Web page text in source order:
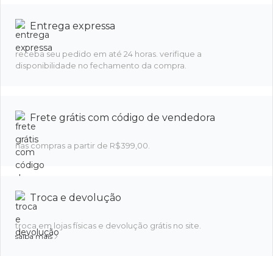
Entrega expressa
receba seu pedido em até 24 horas. verifique a
disponibilidade no fechamento da compra.
Frete grátis com código de vendedora
nas compras a partir de R$399,00.
Troca e devolução
troca em lojas físicas e devolução grátis no site.
saiba mais